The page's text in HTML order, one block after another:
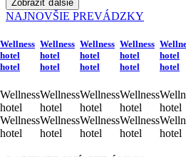
Zobraziť ďalšie
NAJNOVŠIE PREVÁDZKY
Wellness
hotel
hotel
Wellness
hotel
Wellness
hotel
Wellness
hotel
hotel
Wellness
hotel
Wellness
hotel
Wellness
hotel
hotel
Wellness
hotel
Wellness
hotel
Wellness
hotel
hotel
Wellness
hotel
Wellness
hotel
hotel
hotel
hotel
hotel